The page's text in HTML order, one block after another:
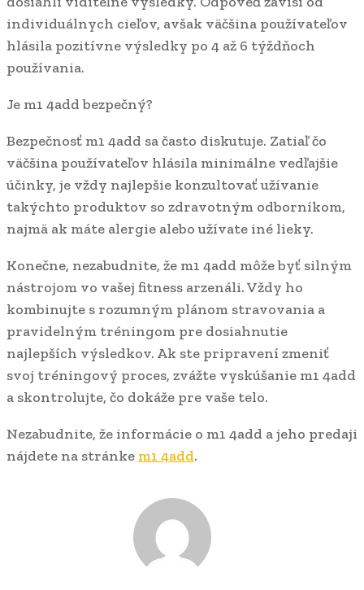
individuálnych cieľov, avšak väčšina používateľov
hlásila pozitívne výsledky po 4 až 6 týždňoch
používania.
Je m1 4add bezpečný?
Bezpečnosť m1 4add sa často diskutuje. Zatiaľ čo
väčšina používateľov hlásila minimálne vedľajšie
účinky, je vždy najlepšie konzultovať užívanie
takýchto produktov so zdravotným odborníkom,
najmä ak máte alergie alebo užívate iné lieky.
Konečne, nezabudnite, že m1 4add môže byť silným
nástrojom vo vašej fitness arzenáli. Vždy ho
kombinujte s rozumným plánom stravovania a
pravidelným tréningom pre dosiahnutie
najlepších výsledkov. Ak ste pripravení zmeniť
svoj tréningový proces, zvážte vyskúšanie m1 4add
a skontrolujte, čo dokáže pre vaše telo.
Nezabudnite, že informácie o m1 4add a jeho predaji
nájdete na stránke m1 4add.